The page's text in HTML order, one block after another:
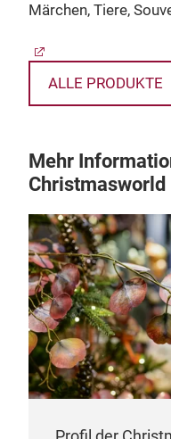
Märchen, Tiere,
ALLE PRODUKTE
Mehr
Christmasworld